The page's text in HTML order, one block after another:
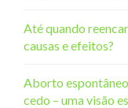
Até quando
causas e efeitos?
Aborto
cedo – uma visão